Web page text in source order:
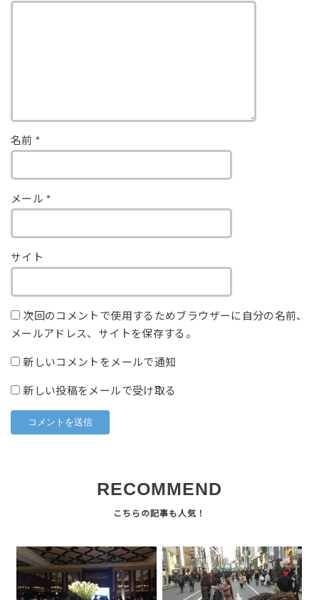
名前 *
メール*
サイト
次回のコメントで使用するためブラウザーに自分の名前、
メールアドレス、サイトを保存する。
新しいコメントをメールで通知
新しい投稿をメールで受け取る
RECOMMEND